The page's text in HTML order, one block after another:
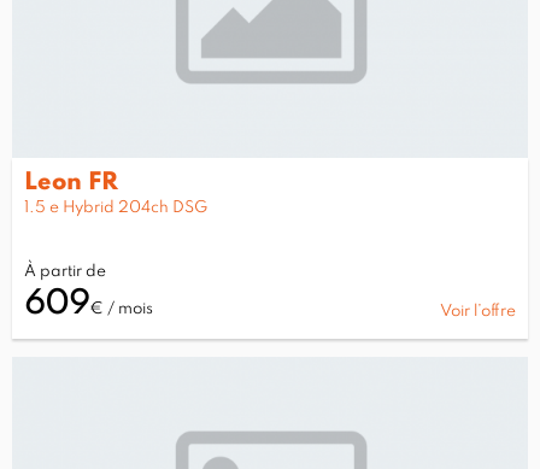
Leon FR
1.5 e Hybrid 204ch DSG
À partir de
609€ / mois Voir l’offre